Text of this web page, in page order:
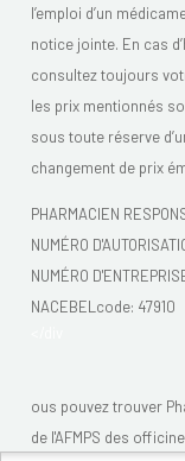
l’emploi d’un
notice jointe. En cas
consultez toujours
les prix mentionnés
sous toute réserve
changement de prix
PHARMACIEN
NUMÉRO
NUMÉRO
NACEBELcode: 47910
ous pouvez trouver
de l'AFMPS des